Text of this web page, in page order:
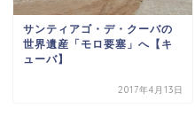
サンティアゴ・デ・クーバの
世界遺産「モロ要塞」へ【キ
ューバ】
2017年4月13日